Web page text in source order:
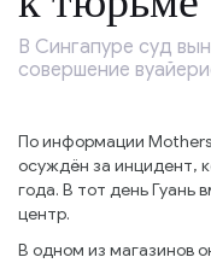
В Сингапуре суд
совершение
По информации
осуждён за инцидент,
года. В тот день Гуань
центр.
В одном из магазинов